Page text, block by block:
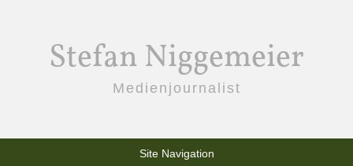
Stefan Niggemeier
Medienjournalist
Site Navigation